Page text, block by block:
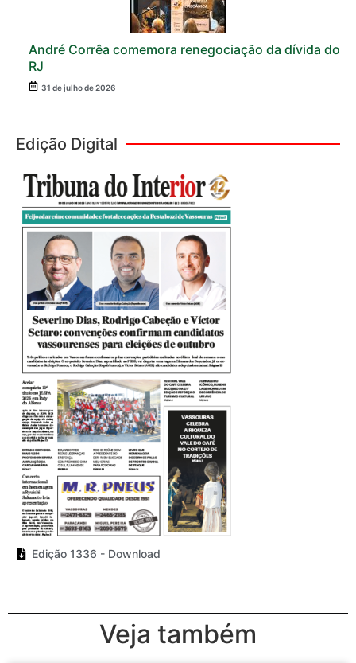
André Corrêa comemora renegociação da dívida do
RJ
31 de julho de 2026
Edição Digital
Edição 1336 - Download
Veja também